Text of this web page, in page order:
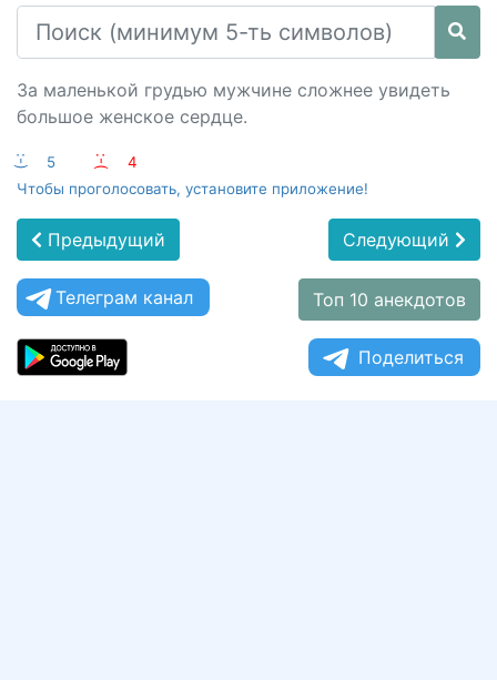
За маленькой грудью мужчине сложнее увидеть
большое женское сердце.
:-) 5 :-(
4
Чтобы проголосовать, установите приложение!
Предыдущий Следующий
Телеграм канал Топ 10 анекдотов
Поделиться